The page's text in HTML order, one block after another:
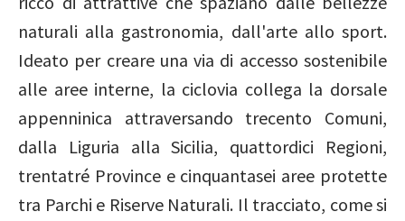
naturali alla gastronomia, dall'arte allo sport.
Ideato per creare una via di accesso sostenibile
alle aree interne, la ciclovia collega la dorsale
appenninica attraversando trecento Comuni,
dalla Liguria alla Sicilia, quattordici Regioni,
trentatré Province e cinquantasei aree protette
tra Parchi e Riserve Naturali. Il tracciato, come si